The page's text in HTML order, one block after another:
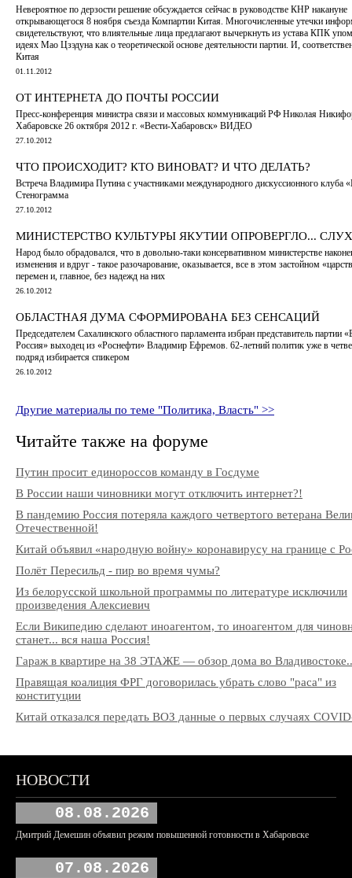
Невероятное по дерзости решение обсуждается сейчас в руководстве КНР накануне
открывающегося 8 ноября съезда Компартии Китая. Многочисленные утечки
свидетельствуют, что влиятельные лица предлагают вычеркнуть из устава КПК
идеях Мао Цзэдуна как о теоретической основе деятельности партии. И,
Китая
01.11.2012
ОТ ИНТЕРНЕТА ДО ПОЧТЫ РОССИИ
Пресс-конференция министра связи и массовых коммуникаций РФ Николая
Хабаровске 26 октября 2012 г. «Вести-Хабаровск» ВИДЕО
27.10.2012
ЧТО ПРОИСХОДИТ? КТО ВИНОВАТ? И ЧТО ДЕЛАТЬ?
Встреча Владимира Путина с участниками международного дискуссионного клуба
Стенограмма
27.10.2012
МИНИСТЕРСТВО КУЛЬТУРЫ ЯКУТИИ ОПРОВЕРГЛО...
Народ было обрадовался, что в довольно-таки консервативном министерстве
изменения и вдруг - такое разочарование, оказывается, все в этом застойном
перемен и, главное, без надежд на них
26.10.2012
ОБЛАСТНАЯ ДУМА СФОРМИРОВАНА БЕЗ СЕНСАЦИЙ
Председателем Сахалинского областного парламента избран представитель партии
Россия» выходец из «Роснефти» Владимир Ефремов. 62-летний политик уже в
подряд избирается спикером
26.10.2012
Другие материалы по теме "Политика, Власть" >>
Читайте также на форуме
Путин просит единороссов команду в Госдуме
В России наши чиновники могут отключить интернет?!
В пандемию Россия потеряла каждого четвертого ветерана
Отечественной!
Китай объявил «народную войну» коронавирусу на границе с
Полёт Пересильд - пир во время чумы?
Из белорусской школьной программы по литературе исключили
произведения Алексиевич
Если Википедию сделают иноагентом, то иноагентом для
станет... вся наша Россия!
Гараж в квартире на 38 ЭТАЖЕ — обзор дома во
Правящая коалиция ФРГ договорилась убрать слово "раса" из
конституции
Китай отказался передать ВОЗ данные о первых случаях
НОВОСТИ
08.08.2026
Дмитрий Демешин объявил режим повышенной готовности в Хабаровске
07.08.2026